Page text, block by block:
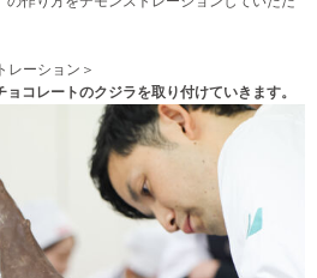
レーション ＞
ョコレートのクジラを取り付けていきます。